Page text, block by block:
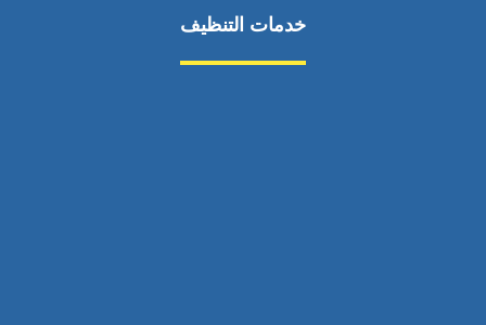
خدمات التنظيف